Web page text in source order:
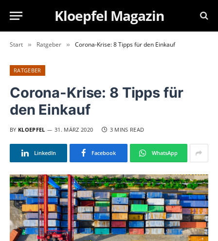
Kloepfel Magazin
Start » Ratgeber » Corona-Krise: 8 Tipps für den Einkauf
RATGEBER
Corona-Krise: 8 Tipps für
den Einkauf
BY KLOEPFEL 31. MÄRZ 2020 3 MINS READ
LinkedIn Facebook WhatsApp